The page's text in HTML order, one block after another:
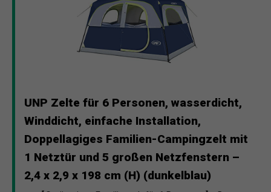
UNP Zelte für 6 Personen, wasserdicht,
Winddicht, einfache Installation,
Doppellagiges Familien-Campingzelt mit
1 Netztür und 5 großen Netzfenstern –
2,4 x 2,9 x 198 cm (H) (dunkelblau)